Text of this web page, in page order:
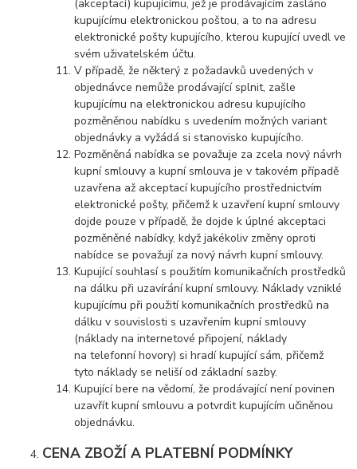
(akceptací) kupujícímu, jež je prodávajícím zasláno
kupujícímu elektronickou poštou, a to na adresu
elektronické pošty kupujícího, kterou kupující uvedl ve
svém uživatelském účtu.
V případě, že některý z požadavků uvedených v
objednávce nemůže prodávající splnit, zašle
kupujícímu na elektronickou adresu kupujícího
pozměněnou nabídku s uvedením možných variant
objednávky a vyžádá si stanovisko kupujícího.
Pozměněná nabídka se považuje za zcela nový návrh
kupní smlouvy a kupní smlouva je v takovém případě
uzavřena až akceptací kupujícího prostřednictvím
elektronické pošty, přičemž k uzavření kupní smlouvy
dojde pouze v případě, že dojde k úplné akceptaci
pozměněné nabídky, když jakékoliv změny oproti
nabídce se považují za nový návrh kupní smlouvy.
Kupující souhlasí s použitím komunikačních prostředků
na dálku při uzavírání kupní smlouvy. Náklady vzniklé
kupujícímu při použití komunikačních prostředků na
dálku v souvislosti s uzavřením kupní smlouvy
(náklady na internetové připojení, náklady
na telefonní hovory) si hradí kupující sám, přičemž
tyto náklady se neliší od základní sazby.
Kupující bere na vědomí, že prodávající není povinen
uzavřít kupní smlouvu a potvrdit kupujícím učiněnou
objednávku.
CENA ZBOŽÍ A PLATEBNÍ PODMÍNKY